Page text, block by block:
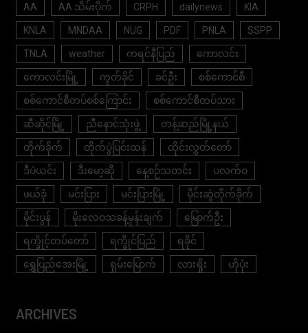
AA AA သိမ်းပိုက် CRPH dailynews KIA
KNLA MNDAA NUG PDF PNLA SSPP
TNLA weather ကရင်နီပြည် ကောလင်း
ကောလင်းမြို့ ကွတ်ခိုင် ခင်ဦး စစ်ကောင်စီ
စစ်ကောင်စီတပ်စစ်ကြောင်း စစ်ကောင်စီတပ်သား
ဆီဆိုင်မြို့ ညီနောင်သုံးဖွဲ့ တန့်ဆည်မြို့နယ်
တိုက်ခိုက် တိုက်ပွဲပြင်းထန် ထိုင်းလွှတ်တော်
ဒီပဲယင်း ဒီးမော့ဆို နေ့စဉ်သတင်း ပလက်ဝ
ဖယ်ခုံ မင်းပြား မင်းပြားမြို့ မိုင်းဆွဲတိုက်ခိုက်
မိုင်းပွန် မိုးလေဝသခန့်မှန်းချက် မြောက်ဦး
ရက္ခိုင့်တပ်တော် ရက္ခိုင်ပြည် ရခိုင်
ရွှေပြည်အေးမြို့ ရှမ်းမြောက် လားရှိုး ဟိုပုံး
ARCHIVES